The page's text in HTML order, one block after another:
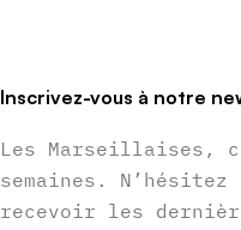
Inscrivez-vous à notre
Les Marseillaises,
semaines.
recevoir les